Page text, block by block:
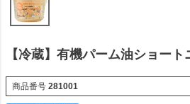
【冷蔵】有機パーム油ショー
商品番号 281001